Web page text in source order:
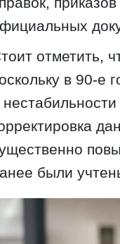
отметить,
в 90-е
были